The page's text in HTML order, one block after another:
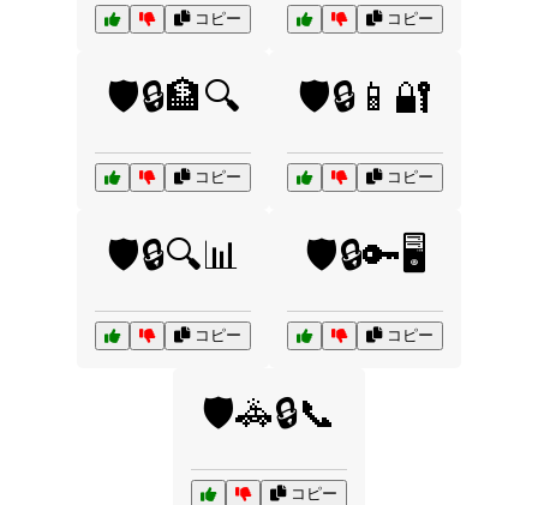
コピー コピー
🛡️🔒🏦🔍
コピー
🛡️🔒📱🔐
コピー
🛡️🔒🔍📊
コピー
🛡️🔒🔑🖥️
コピー
🛡️🚓🔒📞
コピー